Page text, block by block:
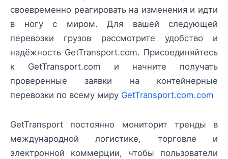
своевременно реагировать на изменения и идти
в ногу с миром. Для вашей следующей
перевозки грузов рассмотрите удобство и
надёжность GetTransport.com. Присоединяйтесь
к GetTransport.com и начните получать
проверенные заявки на контейнерные
перевозки по всему миру GetTransport.com.com
GetTransport постоянно мониторит тренды в
международной логистике, торговле и
электронной коммерции, чтобы пользователи